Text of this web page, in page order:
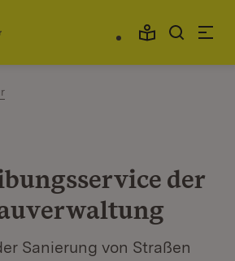
der
Sanierung von Straßen